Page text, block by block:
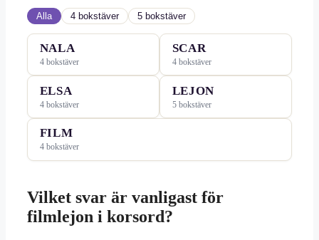
Alla 4 bokstäver 5 bokstäver
NALA
4 bokstäver
SCAR
4 bokstäver
ELSA
4 bokstäver
LEJON
5 bokstäver
FILM
4 bokstäver
Vilket svar är vanligast för
filmlejon i korsord?